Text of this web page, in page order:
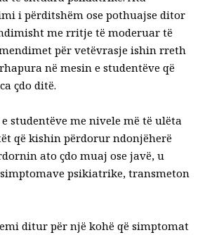
i përditshëm ose pothuajse ditor
me rritje të moderuar të
për vetëvrasje ishin rreth
në mesin e studentëve që
çdo ditë.
studentëve me nivele më të ulëta
që kishin përdorur ndonjëherë
ato çdo muaj ose javë, u
psikiatrike, transmeton
ditur për një kohë që simptomat